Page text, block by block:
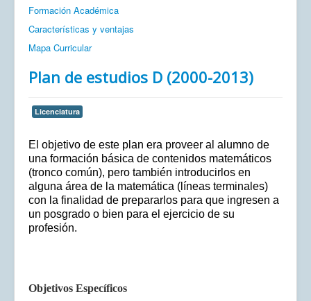
Formación Académica
Características y ventajas
Mapa Curricular
Plan de estudios D (2000-2013)
Licenciatura
El objetivo de este plan era proveer al alumno de
una formación básica de contenidos matemáticos
(tronco común), pero también introducirlos en
alguna área de la matemática (líneas terminales)
con la finalidad de prepararlos para que ingresen a
un posgrado o bien para el ejercicio de su
profesión.
Objetivos Específicos